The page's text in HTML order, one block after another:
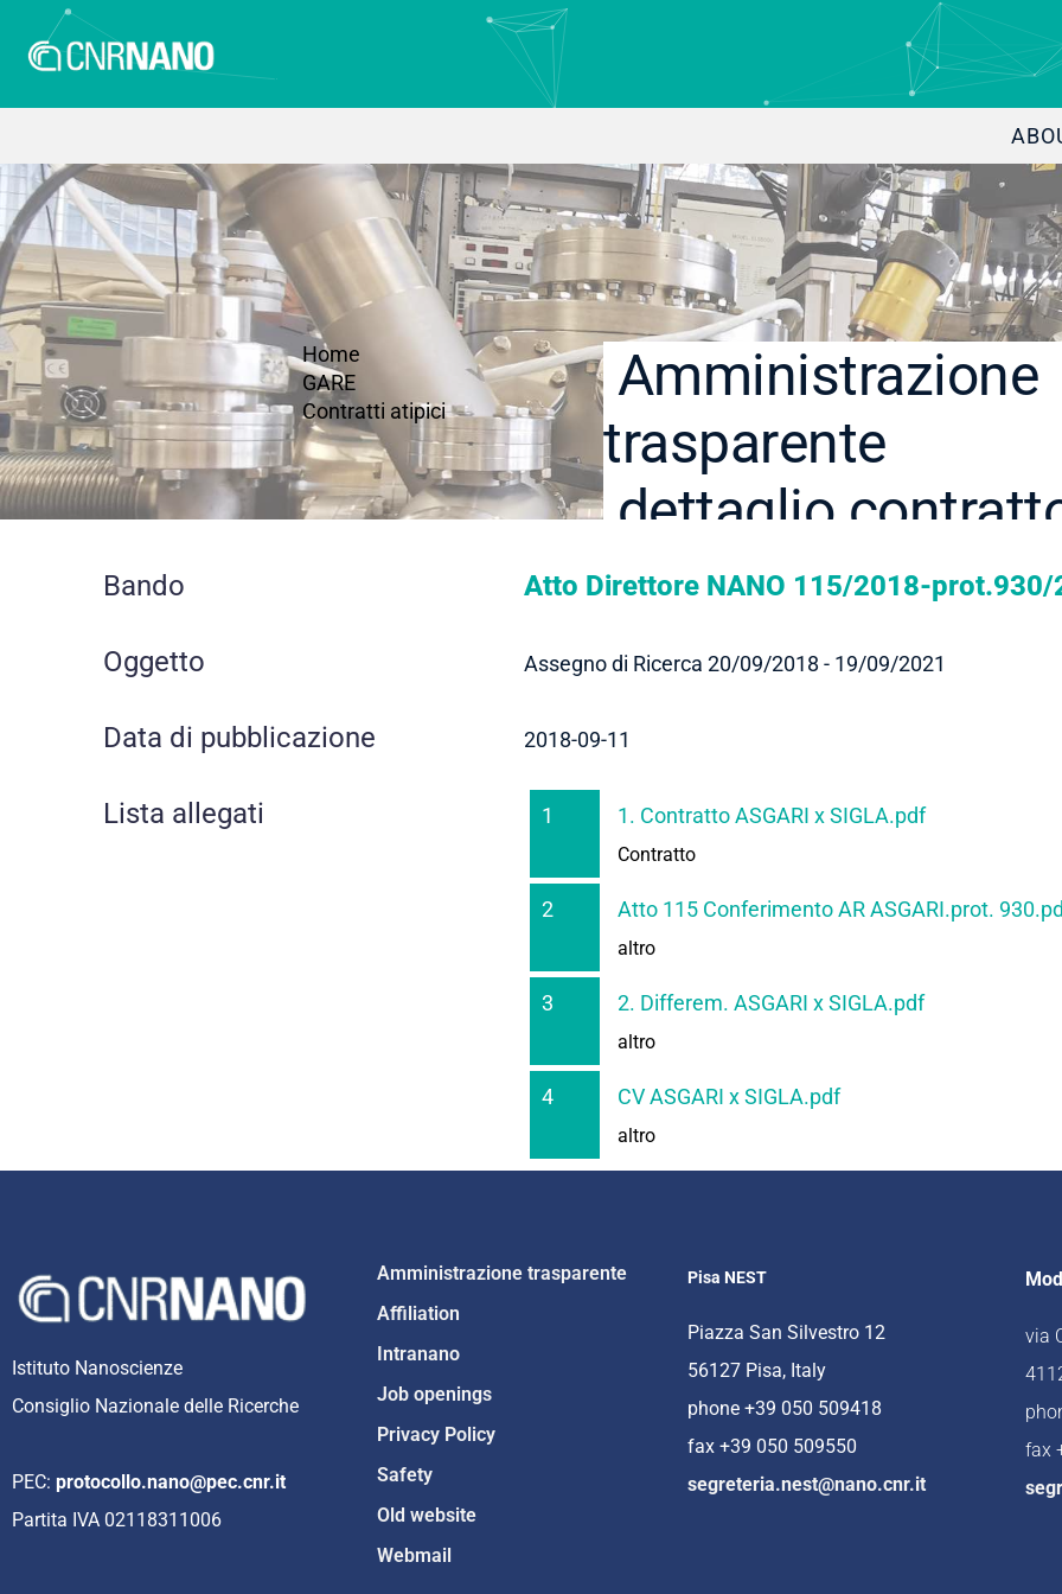
Home
GARE
Contratti atipici
Amministrazione
trasparente
dettaglio
Bando Atto Direttore NANO 115/2018-prot.930/
Oggetto Assegno di Ricerca 20/09/2018 - 19/09/2021
Data di pubblicazione 2018-09-11
Lista allegati 1 1. Contratto ASGARI x SIGLA.pdf
Contratto
2 Atto 115 Conferimento AR ASGARI.prot.
altro
3 2. Differem. ASGARI x SIGLA.pdf
altro
4 CV ASGARI x SIGLA.pdf
altro
Istituto Nanoscienze
Consiglio Nazionale delle Ricerche
PEC: protocollo.nano@pec.cnr.it
Partita IVA 02118311006
Amministrazione trasparente
Affiliation
Intranano
Job openings
Privacy Policy
Safety
Old website
Webmail
Pisa NEST
Piazza San Silvestro 12
56127 Pisa, Italy
phone +39 050 509418
fax +39 050 509550
segreteria.nest@nano.cnr.it
via
fax